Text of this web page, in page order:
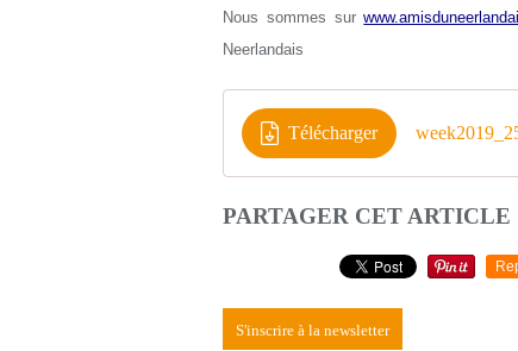
Nous sommes sur
Neerlandais
Télécharger
PARTAGER CET ARTICLE
S'inscrire à la newsletter